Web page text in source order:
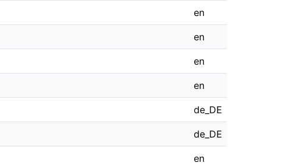
en
en
en
en
de_DE
de_DE
en